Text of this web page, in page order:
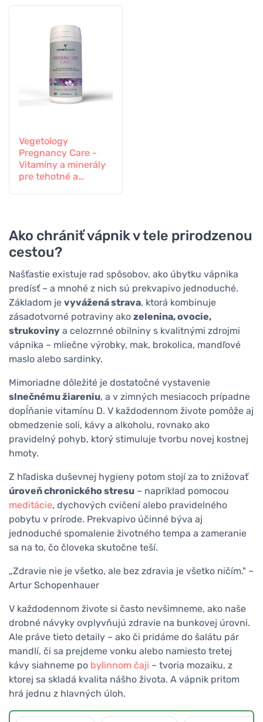
Vegetology
Pregnancy Care -
Vitamíny a minerály
pre tehotné a
Ako chrániť vápnik v tele prirodzenou
cestou?
Našťastie existuje rad spôsobov, ako úbytku vápnika
predísť – a mnohé z nich sú prekvapivo jednoduché.
Základom je vyvážená strava, ktorá kombinuje
zásadotvorné potraviny ako zelenina, ovocie,
strukoviny a celozrnné obilniny s kvalitnými zdrojmi
vápnika – mliečne výrobky, mak, brokolica, mandľové
maslo alebo sardinky.
Mimoriadne dôležité je dostatočné vystavenie
slnečnému žiareniu, a v zimných mesiacoch prípadne
dopĺňanie vitamínu D. V každodennom živote pomôže aj
obmedzenie soli, kávy a alkoholu, rovnako ako
pravidelný pohyb, ktorý stimuluje tvorbu novej kostnej
hmoty.
Z hľadiska duševnej hygieny potom stojí za to znižovať
úroveň chronického stresu – napríklad pomocou
meditácie, dychových cvičení alebo pravidelného
pobytu v prírode. Prekvapivo účinné býva aj
jednoduché spomalenie životného tempa a zameranie
sa na to, čo človeka skutočne teší.
„Zdravie nie je všetko, ale bez zdravia je všetko ničím." –
Artur Schopenhauer
V každodennom živote si často nevšimneme, ako naše
drobné návyky ovplyvňujú zdravie na bunkovej úrovni.
Ale práve tieto detaily – ako či pridáme do šalátu pár
mandlí, či sa prejdeme vonku alebo namiesto tretej
kávy siahneme po bylinnom čaji – tvoria mozaiku, z
ktorej sa skladá kvalita nášho života. A vápnik pritom
hrá jednu z hlavných úloh.